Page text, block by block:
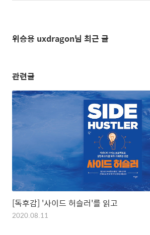
위승용 uxdragon님 최근 글
관련글
[독후감] '사이드 허슬러'를 읽고
2020.08.11